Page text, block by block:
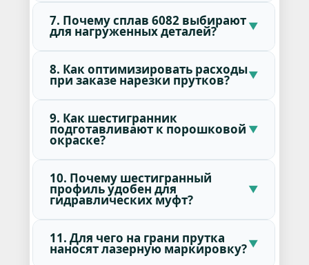
7. Почему сплав 6082 выбирают
для нагруженных деталей?
8. Как оптимизировать расходы
при заказе нарезки прутков?
9. Как шестигранник
подготавливают к порошковой
окраске?
10. Почему шестигранный
профиль удобен для
гидравлических муфт?
11. Для чего на грани прутка
наносят лазерную маркировку?